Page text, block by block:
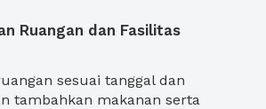
Ruangan dan Fasilitas
sesuai tanggal dan
tambahkan makanan serta